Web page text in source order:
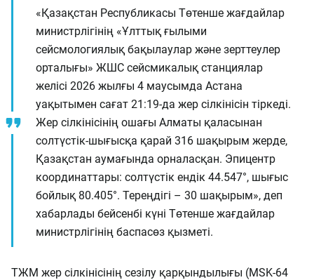
«Қазақстан Республикасы Төтенше жағдайлар
министрлігінің «Ұлттық ғылыми
сейсмологиялық бақылаулар және зерттеулер
орталығы» ЖШС сейсмикалық станциялар
желісі 2026 жылғы 4 маусымда Астана
уақытымен сағат 21:19-да жер сілкінісін тіркеді.
Жер сілкінісінің ошағы Алматы қаласынан
солтүстік-шығысқа қарай 316 шақырым жерде,
Қазақстан аумағында орналасқан. Эпицентр
координаттары: солтүстік ендік 44.547°, шығыс
бойлық 80.405°. Тереңдігі – 30 шақырым», деп
хабарлады бейсенбі күні Төтенше жағдайлар
министрлігінің баспасөз қызметі.
ТЖМ жер сілкінісінің сезілу қарқындылығы (MSK-64